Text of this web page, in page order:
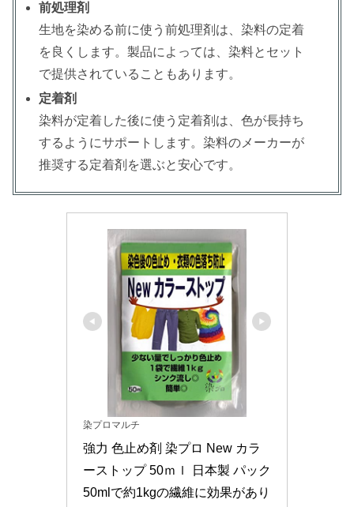
前処理剤
生地を染める前に使う前処理剤は、染料の定着
を良くします。製品によっては、染料とセット
で提供されていることもあります。
定着剤
染料が定着した後に使う定着剤は、色が長持ち
するようにサポートします。染料のメーカーが
推奨する定着剤を選ぶと安心です。
染プロマルチ
強力 色止め剤 染プロ New カラ
ーストップ 50ｍｌ 日本製 パック
50mlで約1kgの繊維に効果があり